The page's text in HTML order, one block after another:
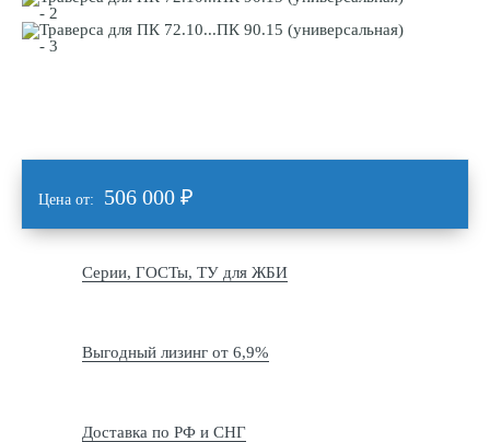
Цена от: 506 000 ₽
Серии, ГОСТы, ТУ для ЖБИ
Выгодный лизинг от 6,9%
Доставка по РФ и СНГ